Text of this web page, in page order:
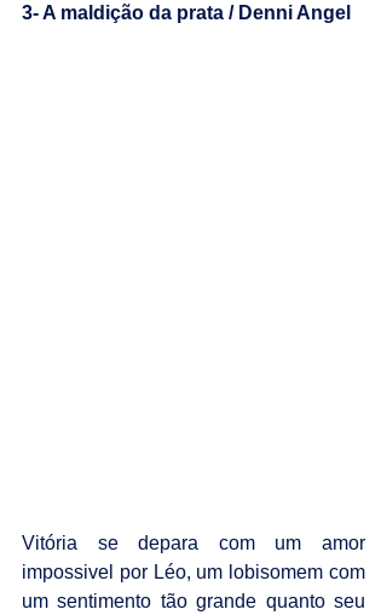
3- A maldição da prata / Denni Angel
Vitória se depara com um amor
impossivel por Léo, um lobisomem com
um sentimento tão grande quanto seu